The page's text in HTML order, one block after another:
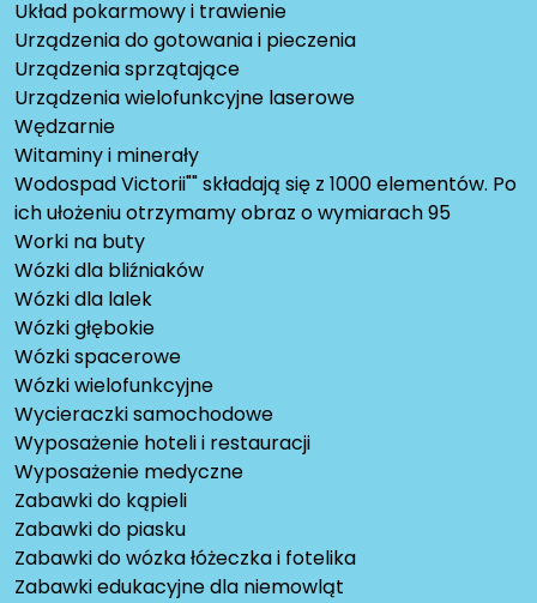
Układ pokarmowy i trawienie
Urządzenia do gotowania i pieczenia
Urządzenia sprzątające
Urządzenia wielofunkcyjne laserowe
Wędzarnie
Witaminy i minerały
Wodospad Victorii"" składają się z 1000 elementów. Po
ich ułożeniu otrzymamy obraz o wymiarach 95
Worki na buty
Wózki dla bliźniaków
Wózki dla lalek
Wózki głębokie
Wózki spacerowe
Wózki wielofunkcyjne
Wycieraczki samochodowe
Wyposażenie hoteli i restauracji
Wyposażenie medyczne
Zabawki do kąpieli
Zabawki do piasku
Zabawki do wózka łóżeczka i fotelika
Zabawki edukacyjne dla niemowląt